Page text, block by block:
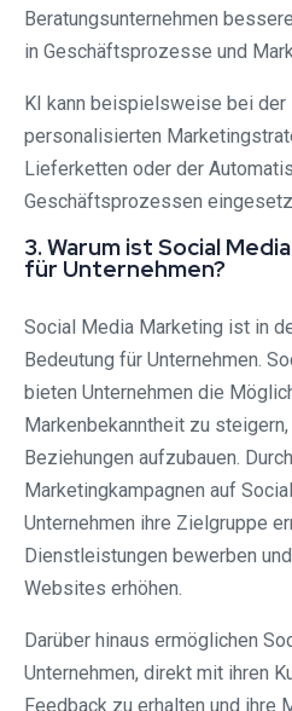
Beratungsunternehmen
in Geschäftsprozesse und
KI kann beispielsweise bei der
personalisierten
Lieferketten oder der
Geschäftsprozessen
3. Warum ist Social
für Unternehmen?
Social Media Marketing ist in
Bedeutung für Unternehmen.
bieten Unternehmen die
Markenbekanntheit zu
Beziehungen aufzubauen.
Marketingkampagnen auf
Unternehmen ihre Zielgruppe
Dienstleistungen bewerben
Websites erhöhen.
Darüber hinaus ermöglichen
Unternehmen, direkt mit ihren
Feedback zu erhalten und ihre